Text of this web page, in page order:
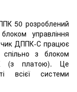
50 розроблений
управління
ДППК-С працює
з блоком
(з платою). Це
всієї системи